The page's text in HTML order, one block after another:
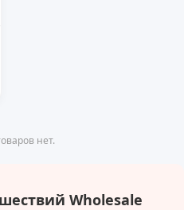
нет.
Wholesale